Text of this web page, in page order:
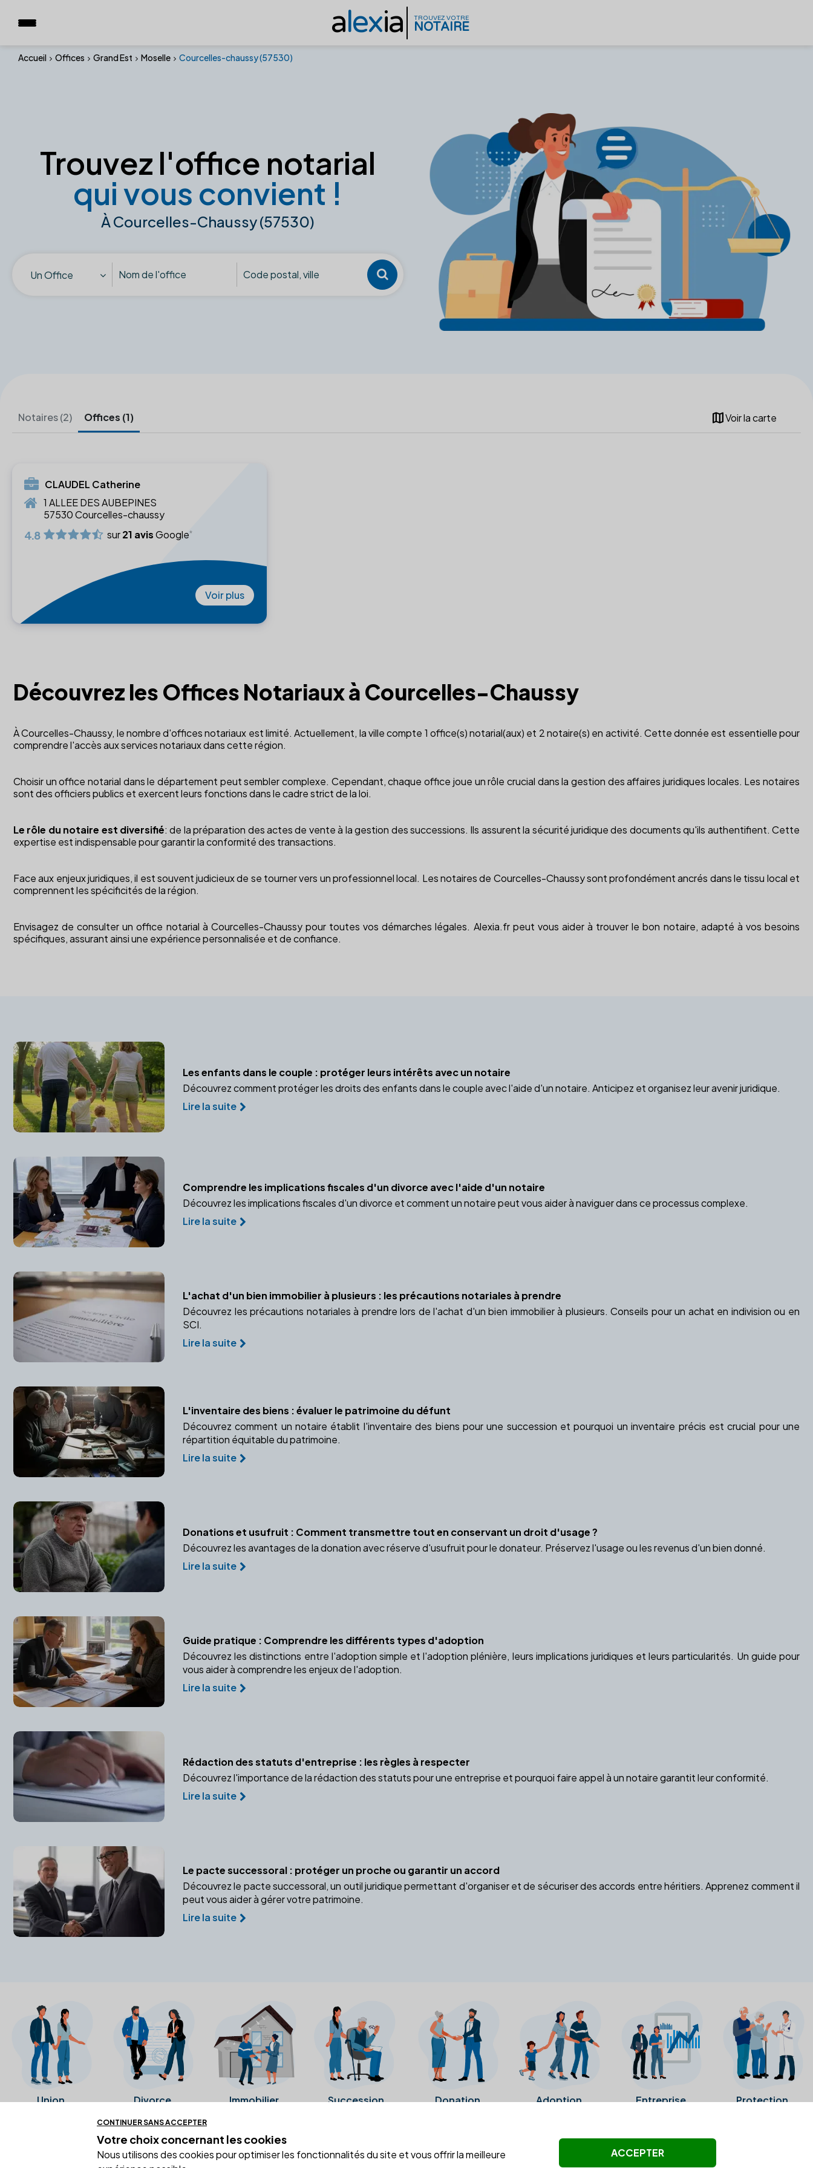
alexia TROUVEZ VOTRE
NOTAIRE
Accueil Offices Grand Est Moselle Courcelles-chaussy (57530)
Trouvez l'office notarial
qui vous convient !
À Courcelles-Chaussy (57530)
Un Office
mapVoir la carte
Notaires (2) Offices (1)
CLAUDEL Catherine
1 ALLEE DES AUBEPINES
57530 Courcelles-chaussy
4.8 sur21 avisGoogle
Voir plus
Découvrez les Offices Notariaux à Courcelles-Chaussy
À Courcelles-Chaussy, le nombre d'offices notariaux est limité. Actuellement, la ville compte 1 office(s) notarial(aux) et 2 notaire(s) en activité. Cette donnée est essentielle pour
comprendre l'accès aux services notariaux dans cette région.
Choisir un office notarial dans le département peut sembler complexe. Cependant, chaque office joue un rôle crucial dans la gestion des affaires juridiques locales. Les notaires
sont des officiers publics et exercent leurs fonctions dans le cadre strict de la loi.
Le rôle du notaire est diversifié: de la préparation des actes de vente à la gestion des successions. Ils assurent la sécurité juridique des documents qu'ils authentifient. Cette
expertise est indispensable pour garantir la conformité des transactions.
Face aux enjeux juridiques, il est souvent judicieux de se tourner vers un professionnel local. Les notaires de Courcelles-Chaussy sont profondément ancrés dans le tissu local et
comprennent les spécificités de la région.
Envisagez de consulter un office notarial à Courcelles-Chaussy pour toutes vos démarches légales. Alexia.fr peut vous aider à trouver le bon notaire, adapté à vos besoins
spécifiques, assurant ainsi une expérience personnalisée et de confiance.
Les enfants dans le couple : protéger leurs intérêts avec un notaire
Découvrez comment protéger les droits des enfants dans le couple avec l'aide d'un notaire. Anticipez et organisez leur avenir juridique.
Lire la suite
Comprendre les implications fiscales d'un divorce avec l'aide d'un notaire
Découvrez les implications fiscales d'un divorce et comment un notaire peut vous aider à naviguer dans ce processus complexe.
Lire la suite
L'achat d'un bien immobilier à plusieurs : les précautions notariales à prendre
Découvrez les précautions notariales à prendre lors de l'achat d'un bien immobilier à plusieurs. Conseils pour un achat en indivision ou en
SCI.
Lire la suite
L'inventaire des biens : évaluer le patrimoine du défunt
Découvrez comment un notaire établit l'inventaire des biens pour une succession et pourquoi un inventaire précis est crucial pour une
répartition équitable du patrimoine.
Lire la suite
Donations et usufruit : Comment transmettre tout en conservant un droit d'usage ?
Découvrez les avantages de la donation avec réserve d'usufruit pour le donateur. Préservez l'usage ou les revenus d'un bien donné.
Lire la suite
Guide pratique : Comprendre les différents types d'adoption
Découvrez les distinctions entre l'adoption simple et l'adoption plénière, leurs implications juridiques et leurs particularités. Un guide pour
vous aider à comprendre les enjeux de l'adoption.
Lire la suite
Rédaction des statuts d'entreprise : les règles à respecter
Découvrez l'importance de la rédaction des statuts pour une entreprise et pourquoi faire appel à un notaire garantit leur conformité.
Lire la suite
Le pacte successoral : protéger un proche ou garantir un accord
Découvrez le pacte successoral, un outil juridique permettant d'organiser et de sécuriser des accords entre héritiers. Apprenez comment il
peut vous aider à gérer votre patrimoine.
Lire la suite
Union Divorce Immobilier Succession Donation Adoption Entreprise Protection
Ces avis proviennent directement de la fiche Google Business de l'office notarial. Ils n'ont ni été collectés ni été vérifiés par Alexia.fr.
CONTINUER SANS ACCEPTER
Votre choix concernant les cookies
Nous utilisons des cookies pour optimiser les fonctionnalités du site et vous offrir la meilleure
ACCEPTER